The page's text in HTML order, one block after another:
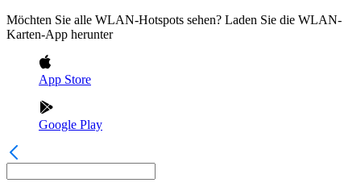
Möchten Sie alle WLAN-Hotspots sehen? Laden Sie die WLAN-
Karten-App herunter
App Store
Google Play